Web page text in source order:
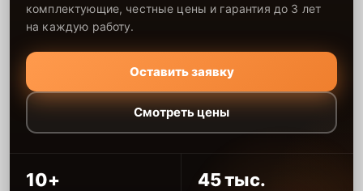
комплектующие, честные цены и гарантия до 3 лет
на каждую работу.
Оставить заявку
Смотреть цены
10+ 45 тыс.